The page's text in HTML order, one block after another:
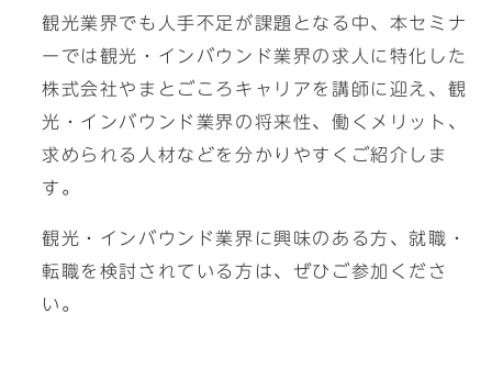
観光業界でも人手不足が課題となる中、本セミナ
ーでは観光・インバウンド業界の求人に特化した
株式会社やまとごころキャリアを講師に迎え、観
光・インバウンド業界の将来性、働くメリット、
求められる人材などを分かりやすくご紹介しま
す。
観光・インバウンド業界に興味のある方、就職・
転職を検討されている方は、ぜひご参加くださ
い。